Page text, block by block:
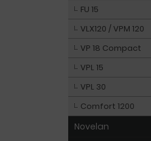
FU 15
VLX120 / VPM 120
VP 18 Compact
VPL 15
VPL 30
Comfort 1200
Novelan